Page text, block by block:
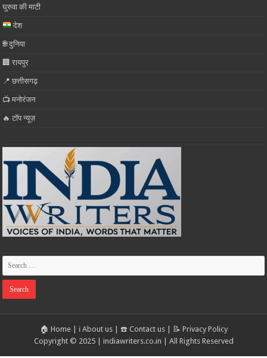
घुरुवा की माटी
देश
🌐 दुनिया
🏢 रायपुर
📍 छत्तीसगढ़
📺 मनोरंजन
🔥 टॉप न्यूज़
🏠 Home| ℹ️ About us| ☎️ Contact us| 📝 Privacy Policy
Copyright © 2025 | indiawriters.co.in | All Rights Reserved